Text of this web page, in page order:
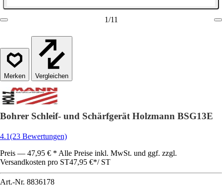
1/11
Vergleichen
Bohrer Schleif- und Schärfgerät Holzmann BSG13E
4.1(23 Bewertungen)
Preis — 47,95 € * Alle Preise inkl. MwSt. und ggf. zzgl.
Versandkosten pro ST47,95 €*/ ST
Art.-Nr. 8836178